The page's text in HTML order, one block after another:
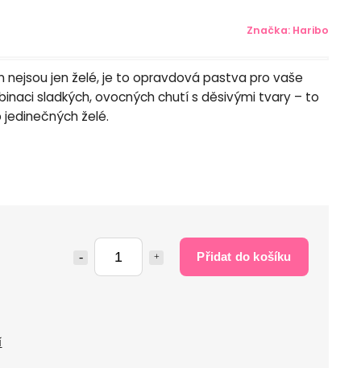
Přidat do košíku
Značka: Haribo
nejsou jen želé, je to opravdová pastva pro vaše
sladkých, ovocných chutí s děsivými tvary – to
želé.